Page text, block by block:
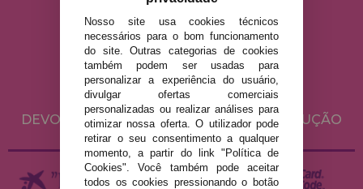
AVISO LEGAL
POLÍTICA DE PRIVACIDADE
POLÍTICA DE COOKIES
ENVIO E DEVOLUÇÕES
DEVOLUÇÕES / DIREITO DE LIVRE RESOLUÇÃO
Nosso site usa cookies técnicos
necessários para o bom funcionamento
do site. Outras categorias de cookies
também podem ser usadas para
personalizar a experiência do usuário,
divulgar ofertas comerciais
personalizadas ou realizar análises para
otimizar nossa oferta. O utilizador pode
retirar o seu consentimento a qualquer
momento, a partir do link "Política de
Cookies". Você também pode aceitar
todos os cookies pressionando o botão